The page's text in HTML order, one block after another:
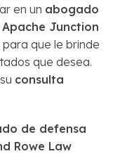
en un abogado
Junction
para que le brinde
que desea.
consulta
de defensa
Rowe Law